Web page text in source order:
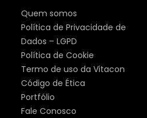
Quem somos
Política de Privacidade de
Dados – LGPD
Política de Cookie
Termo de uso da Vitacon
Código de Ética
Portfólio
Fale Conosco